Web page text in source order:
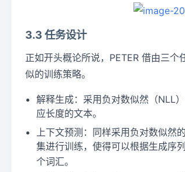
3.3 任务设计
正如开头概论所说，PETER 借由三
似的训练策略。
解释生成：采用负对数似然（NLL
应长度的文本。
上下文预测：同样采用负对数似然
集进行训练，使得可以根据生成序
个词汇。